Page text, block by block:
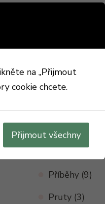
Historie
Nápady(11)
Nástrahy a
Příběhy (9)
Pruty (3)
na „Přijmout
cookie chcete.
Přijmout všechny